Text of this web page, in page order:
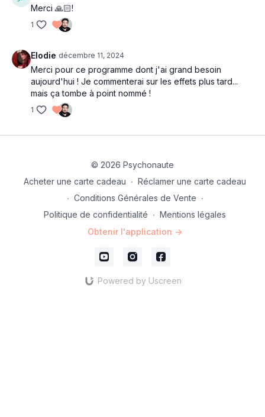
Merci 🙏🏻!
1
Elodie décembre 11, 2024
Merci pour ce programme dont j'ai grand besoin
aujourd'hui ! Je commenterai sur les effets plus tard...
mais ça tombe à point nommé !
1
© 2026 Psychonaute
Acheter une carte cadeau ∙ Réclamer une carte cadeau
∙ Conditions Générales de Vente ∙
Politique de confidentialité ∙ Mentions légales
Obtenir l'application ->
Powered by Uscreen